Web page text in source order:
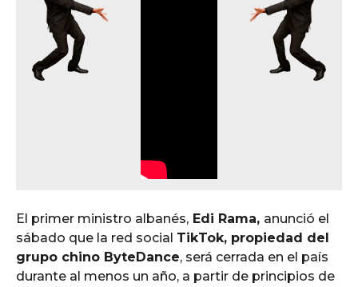
El primer ministro albanés, Edi Rama, anunció el
sábado que la red social TikTok, propiedad del
grupo chino ByteDance, será cerrada en el país
durante al menos un año, a partir de principios de